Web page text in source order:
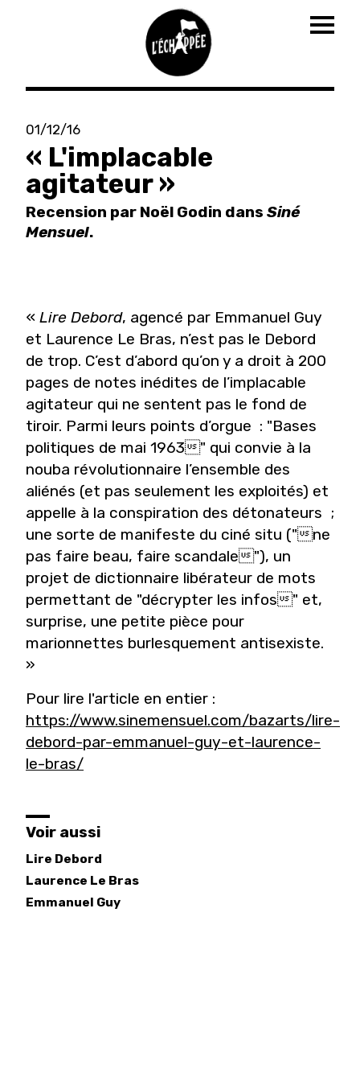
Aller
contenu
principal
01/12/16
« L'implacable
agitateur »
Recension par Noël Godin dans Siné
Mensuel.
« Lire Debord, agencé par Emmanuel Guy
et Laurence Le Bras, n’est pas le Debord
de trop. C’est d’abord qu’on y a droit à 200
pages de notes inédites de l’implacable
agitateur qui ne sentent pas le fond de
tiroir. Parmi leurs points d’orgue : "Bases
politiques de mai 1963" qui convie à la
nouba révolutionnaire l’ensemble des
aliénés (et pas seulement les exploités) et
appelle à la conspiration des détonateurs ;
une sorte de manifeste du ciné situ ("ne
pas faire beau, faire scandale"), un
projet de dictionnaire libérateur de mots
permettant de "décrypter les infos" et,
surprise, une petite pièce pour
marionnettes burlesquement antisexiste.
»
Pour lire l'article en entier :
https://www.sinemensuel.com/bazarts/lire-
debord-par-emmanuel-guy-et-laurence-
le-bras/
Voir aussi
Lire Debord
Laurence Le Bras
Emmanuel Guy